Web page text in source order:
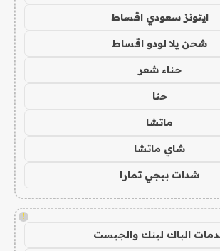
ايتونز سعودي اقساط
شحن يلا لودو اقساط
حناء شعر
حنا
ماتشا
شاي ماتشا
شدات ببجي تمارا
!
الباك لينك والجيست